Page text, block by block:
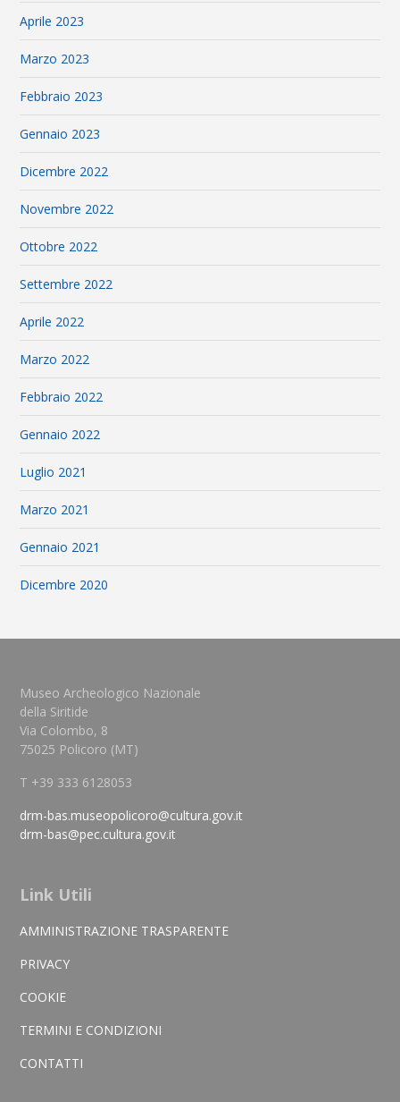
Aprile 2023
Marzo 2023
Febbraio 2023
Gennaio 2023
Dicembre 2022
Novembre 2022
Ottobre 2022
Settembre 2022
Aprile 2022
Marzo 2022
Febbraio 2022
Gennaio 2022
Luglio 2021
Marzo 2021
Gennaio 2021
Dicembre 2020
Museo Archeologico Nazionale
della Siritide
Via Colombo, 8
75025 Policoro (MT)
T +39 333 6128053
drm-bas.museopolicoro@cultura.gov.it
drm-bas@pec.cultura.gov.it
Link Utili
AMMINISTRAZIONE TRASPARENTE
PRIVACY
COOKIE
TERMINI E CONDIZIONI
CONTATTI